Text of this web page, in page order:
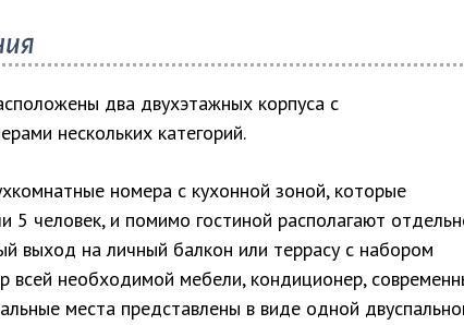
два двухэтажных корпуса с
нескольких категорий.
номера с кухонной зоной, которые
человек, и помимо гостиной располагают
выход на личный балкон или террасу с набором
всей необходимой мебели, кондиционер,
места представлены в виде одной